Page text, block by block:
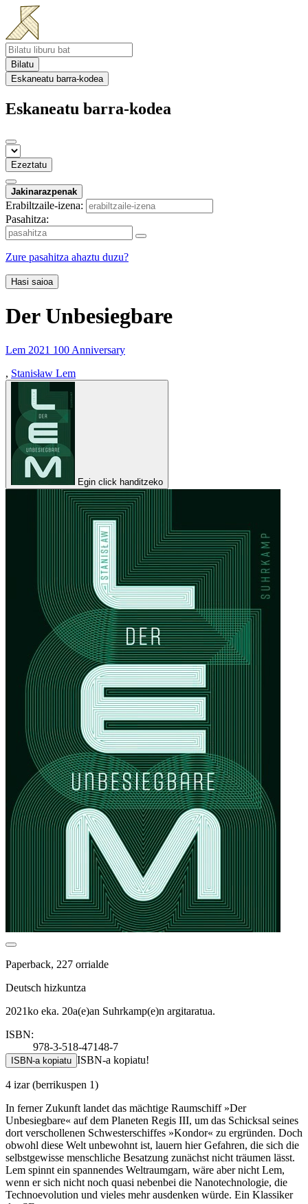
Bilatu
Eskaneatu barra-kodea
Eskaneatu barra-kodea
Ezeztatu
Jakinarazpenak
Erabiltzaile-izena:
Pasahitza:
Zure pasahitza ahaztu duzu?
Hasi saioa
Der Unbesiegbare
Lem 2021 100 Anniversary
, Stanisław Lem
Egin click handitzeko
Paperback, 227 orrialde
Deutsch hizkuntza
2021ko eka. 20a(e)an Suhrkamp(e)n argitaratua.
ISBN:
978-3-518-47148-7
ISBN-a kopiatu ISBN-a kopiatu!
4 izar(berrikuspen 1)
In ferner Zukunft landet das mächtige Raumschiff »Der
Unbesiegbare« auf dem Planeten Regis III, um das Schicksal seines
dort verschollenen Schwesterschiffes »Kondor« zu ergründen. Doch
obwohl diese Welt unbewohnt ist, lauern hier Gefahren, die sich die
selbstgewisse menschliche Besatzung zunächst nicht träumen lässt.
Lem spinnt ein spannendes Weltraumgarn, wäre aber nicht Lem,
wenn er sich nicht noch quasi nebenbei die Nanotechnologie, die
Technoevolution und vieles mehr ausdenken würde. Ein Klassiker